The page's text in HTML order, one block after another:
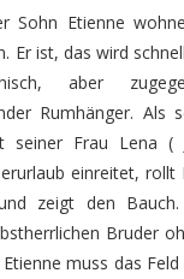
Sohn Etienne
Er ist, das wird
aber
Rumhänger. Als
seiner Frau Lena (
einreitet,
zeigt den
Bruder
muss das